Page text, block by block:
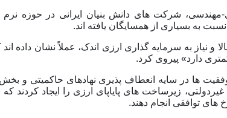
شرکت های دانش بنیان ایرانی در حوزه
به بسیاری از همسایگان یافته اند.
و نیاز به سرمایه گذاری ارزی اندک، عملاً نشان
دارد» پیروی کرد.
ها در سایه انعطاف پذیری نهادهای حاکمیتی و
زیرساخت های پایاپای ارزی را ایجاد کردند
های توافقی انجام دهند.